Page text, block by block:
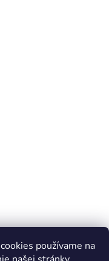
používame na